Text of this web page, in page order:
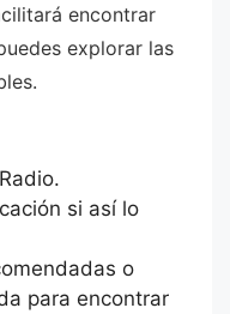
encontrar
explorar las
si así lo
o
para encontrar